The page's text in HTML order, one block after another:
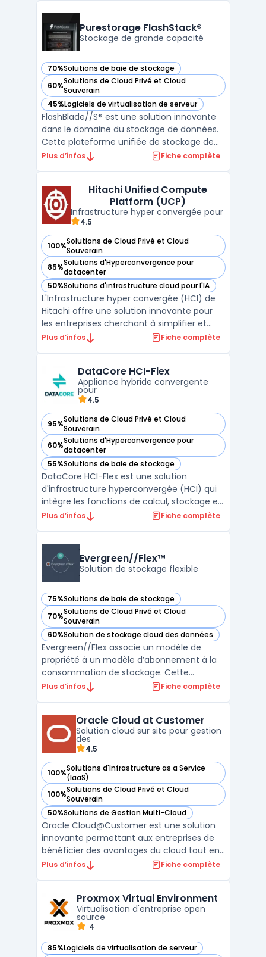
pour la gestion centralisée de
l'infrastructure vir ...
Purestorage FlashStack®
Stockage de grande capacité
70%Solutions de baie de stockage
— voir Purestorage FlashStack® dans cette catégorie
60%Solutions de Cloud Privé et Cloud
Souverain
— voir Purestorage FlashStack® dans cette catégorie
45%Logiciels de virtualisation de serveur
— voir Purestorage FlashStack® dans cette catégorie
FlashBlade//S® est une solution innovante
dans le domaine du stockage de données.
Cette plateforme unifiée de stockage de
fichiers et d'objets est entièrement basée
nécessitant une baie de stockage de très
grande c ...
Plus d’infos Fiche complète
Hitachi Unified Compute
Platform (UCP)
Infrastructure hyper convergée pour
4.5
100%Solutions de Cloud Privé et Cloud
Souverain
— voir Hitachi Unified Compute Platform (UCP) dans cette
85%Solutions d'Hyperconvergence pour
datacenter
— voir Hitachi Unified Compute Platform (UCP) dans cette
50%Solutions d'infrastructure cloud pour l'IA
— voir Hitachi Unified Compute Platform (UCP) dans cette
L'Infrastructure hyper convergée (HCI) de
Hitachi offre une solution innovante pour
les entreprises cherchant à simplifier et
optimiser la gestion de leurs ressources
unifié, cette infrastructure permet de
réduire consi ...
Plus d’infos Fiche complète
DataCore HCI-Flex
Appliance hybride convergente
pour
4.5
95%Solutions de Cloud Privé et Cloud
Souverain
— voir DataCore HCI-Flex dans cette catégorie
60%Solutions d'Hyperconvergence pour
datacenter
— voir DataCore HCI-Flex dans cette catégorie
55%Solutions de baie de stockage
— voir DataCore HCI-Flex dans cette catégorie
DataCore HCI-Flex est une solution
d'infrastructure hyperconvergée (HCI) qui
intègre les fonctions de calcul, stockage et
réseau dans une seule appliance. Cette
complexité et les coûts. DataCore HCI-Flex
se distingue par sa ...
Plus d’infos Fiche complète
Evergreen//Flex™
Solution de stockage flexible
75%Solutions de baie de stockage
— voir Evergreen//Flex™ dans cette catégorie
70%Solutions de Cloud Privé et Cloud
Souverain
— voir Evergreen//Flex™ dans cette catégorie
60%Solution de stockage cloud des données
— voir Evergreen//Flex™ dans cette catégorie
Evergreen//Flex associe un modèle de
propriété à un modèle d’abonnement à la
consommation de stockage. Cette
combinaison offre un coût initial inférieur
approche, les entreprises peuvent libérer
des ressources financières po ...
Plus d’infos Fiche complète
Oracle Cloud at Customer
Solution cloud sur site pour gestion
des
4.5
100%Solutions d'Infrastructure as a Service
(IaaS)
— voir Oracle Cloud at Customer dans cette catégorie
100%Solutions de Cloud Privé et Cloud
Souverain
— voir Oracle Cloud at Customer dans cette catégorie
50%Solutions de Gestion Multi-Cloud
— voir Oracle Cloud at Customer dans cette catégorie
Oracle Cloud@Customer est une solution
innovante permettant aux entreprises de
bénéficier des avantages du cloud tout en
gardant leurs données sur site. Cette offre
géré, déployé directement dans les centres
de donn ...
Plus d’infos Fiche complète
Proxmox Virtual Environment
Virtualisation d'entreprise open
source
4
85%Logiciels de virtualisation de serveur
— voir Proxmox Virtual Environment dans cette catégorie